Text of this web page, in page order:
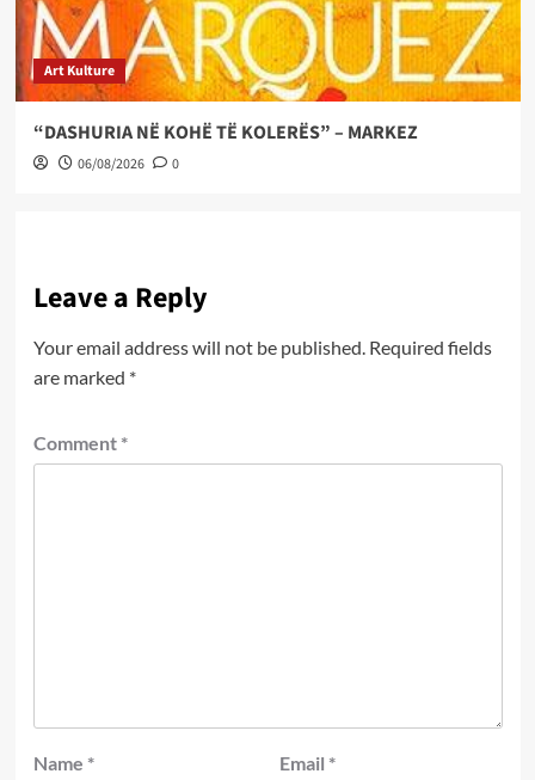
Art Kulture
“DASHURIA NË KOHË TË KOLERËS” – MARKEZ
06/08/2026 0
Leave a Reply
Your email address will not be published. Required fields
are marked *
Comment *
Name * Email *